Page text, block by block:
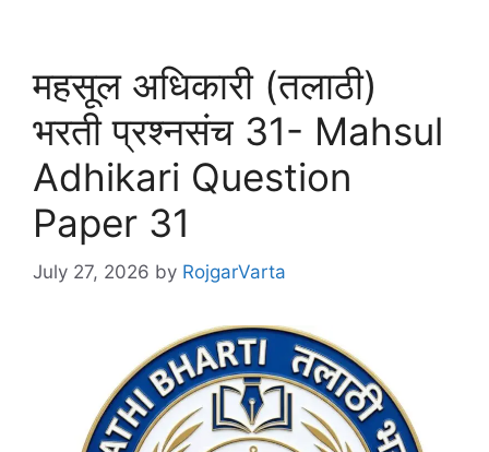
महसूल अधिकारी (तलाठी)
भरती प्रश्नसंच 31- Mahsul
Adhikari Question
Paper 31
July 27, 2026 by RojgarVarta